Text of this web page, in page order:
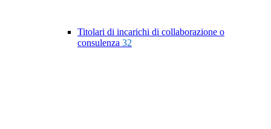
Titolari di incarichi di collaborazione o
consulenza 32